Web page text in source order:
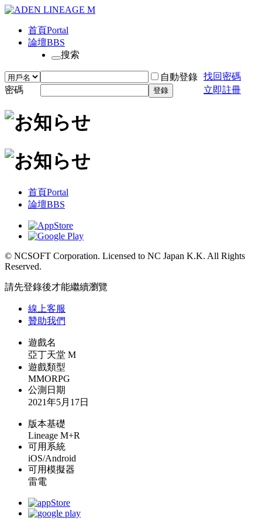
首頁Portal
論壇BBS
搜索
自動登錄 找回密碼
密碼
登錄 立即註冊
首頁Portal
論壇BBS
© NCSOFT Corporation. Licensed to NC Japan K.K. All Rights
Reserved.
請先登錄後才能繼續瀏覽
線上客服
贊助我們
遊戲名
亞丁天堂 M
遊戲類型
MMORPG
公測日期
2021年5月17日
版本基礎
Lineage M+R
可用系統
iOS/Android
可用模擬器
雷電